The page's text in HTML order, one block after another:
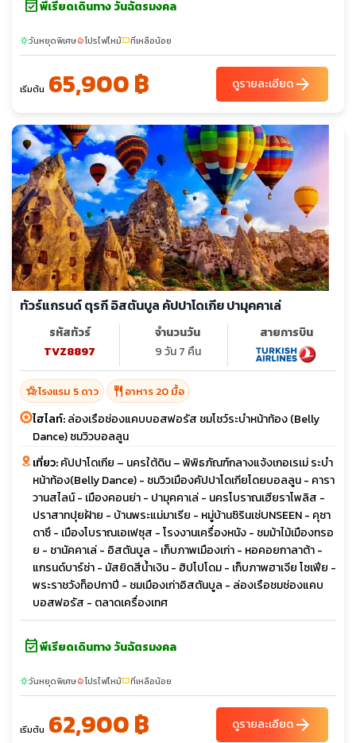
event_availableพีเรียดเดินทาง วันฉัตรมงคล
sunnyวันหยุดพิเศษlocal_fire_departmentโปรไฟไหม้confirmation_numberที่เหลือน้อย
เริ่มต้น 65,900 ฿ ดูรายละเอียดarrow_forward
ทัวร์แกรนด์ ตุรกี อิสตันบูล คัปปาโดเกีย ปามุคคาเล่
รหัสทัวร์
TVZ8897
จำนวนวัน
9 วัน 7 คืน
สายการบิน
hotel_classโรงแรม 5 ดาว restaurant อาหาร 20 มื้อ
ไฮไลท์:ล่องเรือช่องแคบบอสฟอรัส ชมโชว์ระบำหน้าท้อง (Belly
Dance) ชมวิวบอลลูน
เที่ยว:คัปปาโดเกีย – นครใต้ดิน – พิพิธภัณฑ์กลางแจ้งเกอเรเม่ ระบำ
หน้าท้อง(Belly Dance) - ชมวิวเมืองคัปปาโดเกียโดยบอลลูน - คารา
วานสไลน์ - เมืองคอนย่า - ปามุคคาเล่ - นครโบราณเฮียราโพลิส -
ปราสาทปุยฝ้าย - บ้านพระแม่มาเรีย - หมู่บ้านซิรินเช่UNSEEN - คุซา
ดาซึ - เมืองโบราณเอเฟซุส - โรงงานเครื่องหนัง - ชมม้าไม้เมืองทรอ
ย - ชานัคคาเล่ - อิสตันบูล - เก็บภาพเมืองเก่า - หอคอยกาลาต้า -
แกรนด์บาร์ซ่า - มัสยิดสีน้ำเงิน - ฮิปโปโดม - เก็บภาพฮาเจีย โซเฟีย -
พระราชวังท็อปกาปี - ชมเมืองเก่าอิสตันบูล - ล่องเรือชมช่องแคบ
บอสฟอรัส - ตลาดเครื่องเทศ
event_availableพีเรียดเดินทาง วันฉัตรมงคล
sunnyวันหยุดพิเศษlocal_fire_departmentโปรไฟไหม้confirmation_numberที่เหลือน้อย
เริ่มต้น 62,900 ฿ ดูรายละเอียดarrow_forward